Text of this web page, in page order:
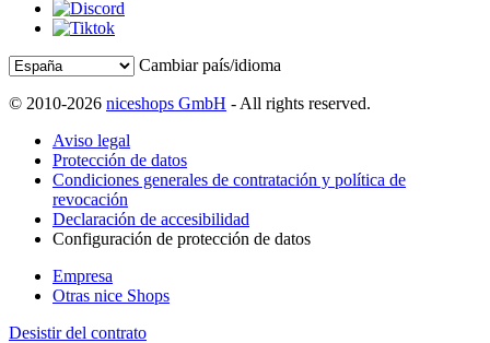
Cambiar país/idioma
© 2010-2026 niceshops GmbH - All rights reserved.
Aviso legal
Protección de datos
Condiciones generales de contratación y política de
revocación
Declaración de accesibilidad
Configuración de protección de datos
Empresa
Otras nice Shops
Desistir del contrato